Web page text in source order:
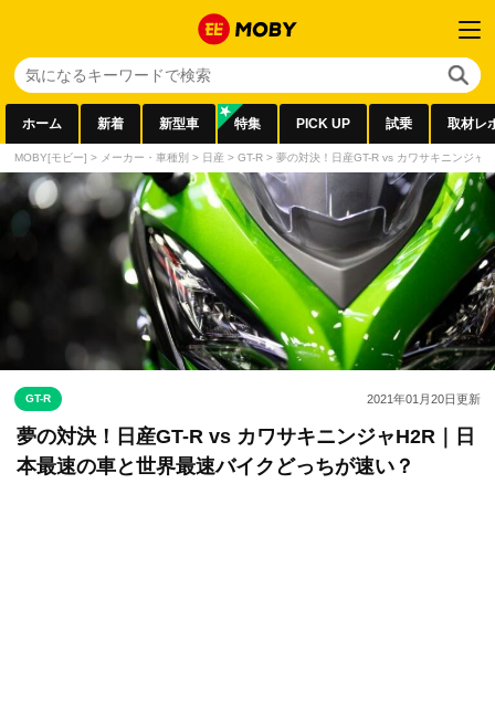
ホーム 新着 新型車 特集 PICK UP 試乗 取材レ
MOBY[モビー] > メーカー・車種別 > 日産 > GT-R > 夢の対決！日産GT-R vs カワサキニンジャ
GT-R 2021年01月20日更新
夢の対決！日産GT-R vs カワサキニンジャH2R｜日
本最速の車と世界最速バイクどっちが速い？